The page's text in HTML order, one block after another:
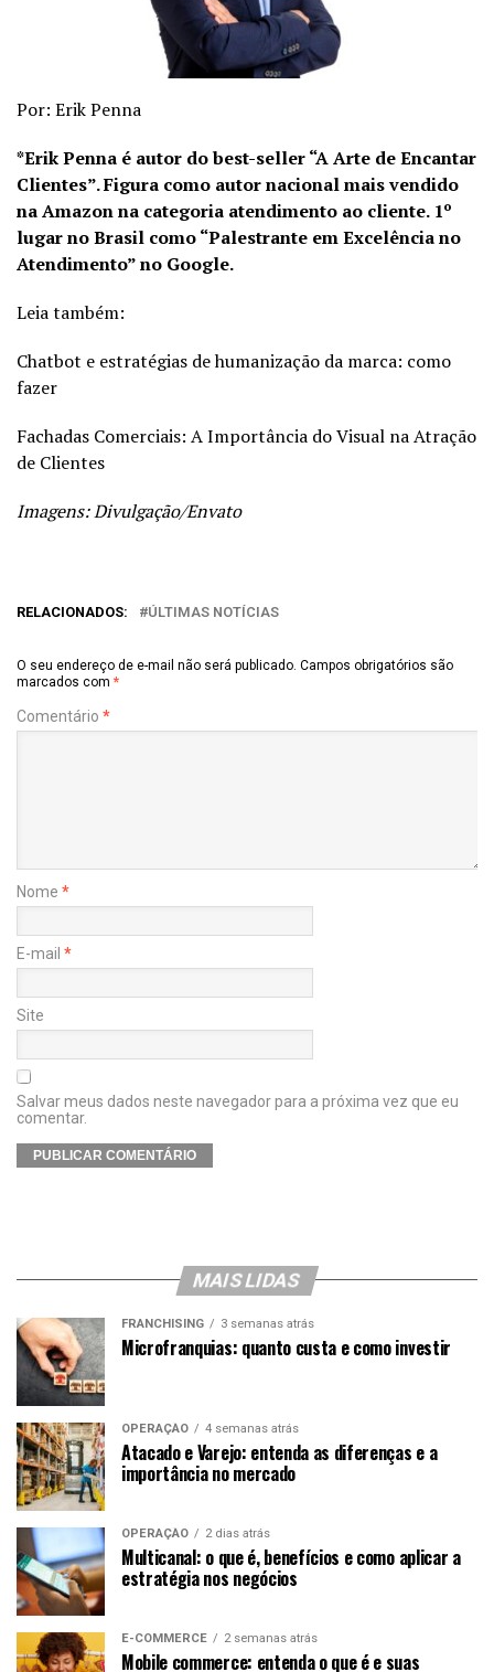
Por: Erik Penna
*Erik Penna é autor do best-seller “A Arte de Encantar
Clientes”. Figura como autor nacional mais vendido
na Amazon na categoria atendimento ao cliente. 1º
lugar no Brasil como “Palestrante em Excelência no
Atendimento” no Google.
Leia também:
Chatbot e estratégias de humanização da marca: como
fazer
Fachadas Comerciais: A Importância do Visual na Atração
de Clientes
Imagens: Divulgação/Envato
RELACIONADOS: ÚLTIMAS NOTÍCIAS
O seu endereço de e-mail não será publicado. Campos obrigatórios são
marcados com *
Comentário *
Nome *
E-mail *
Site
Salvar meus dados neste navegador para a próxima vez que eu
comentar.
MAIS LIDAS
FRANCHISING 3 semanas atrás
Microfranquias: quanto custa e como investir
OPERAÇÃO 4 semanas atrás
Atacado e Varejo: entenda as diferenças e a
importância no mercado
OPERAÇÃO 2 dias atrás
Multicanal: o que é, benefícios e como aplicar a
estratégia nos negócios
E-COMMERCE 2 semanas atrás
Mobile commerce: entenda o que é e suas